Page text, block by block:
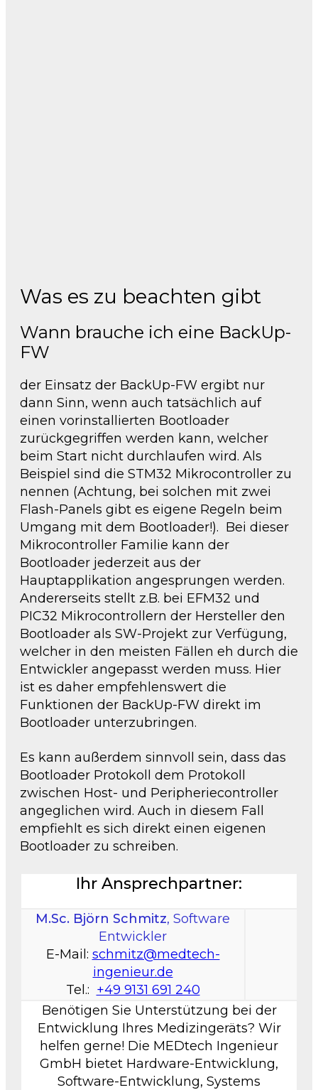
Was es zu beachten gibt
Wann brauche ich eine BackUp-
FW
der Einsatz der BackUp-FW ergibt nur
dann Sinn, wenn auch tatsächlich auf
einen vorinstallierten Bootloader
zurückgegriffen werden kann, welcher
beim Start nicht durchlaufen wird. Als
Beispiel sind die STM32 Mikrocontroller zu
nennen (Achtung, bei solchen mit zwei
Flash-Panels gibt es eigene Regeln beim
Umgang mit dem Bootloader!). Bei dieser
Mikrocontroller Familie kann der
Bootloader jederzeit aus der
Hauptapplikation angesprungen werden.
Andererseits stellt z.B. bei EFM32 und
PIC32 Mikrocontrollern der Hersteller den
Bootloader als SW-Projekt zur Verfügung,
welcher in den meisten Fällen eh durch die
Entwickler angepasst werden muss. Hier
ist es daher empfehlenswert die
Funktionen der BackUp-FW direkt im
Bootloader unterzubringen.
Es kann außerdem sinnvoll sein, dass das
Bootloader Protokoll dem Protokoll
zwischen Host- und Peripheriecontroller
angeglichen wird. Auch in diesem Fall
empfiehlt es sich direkt einen eigenen
Bootloader zu schreiben.
Ihr Ansprechpartner:
M.Sc. Björn Schmitz, Software
Entwickler
E-Mail: schmitz@medtech-
ingenieur.de
Tel.: +49 9131 691 240
Benötigen Sie Unterstützung bei der
Entwicklung Ihres Medizingeräts? Wir
helfen gerne! Die MEDtech Ingenieur
GmbH bietet Hardware-Entwicklung,
Software-Entwicklung, Systems